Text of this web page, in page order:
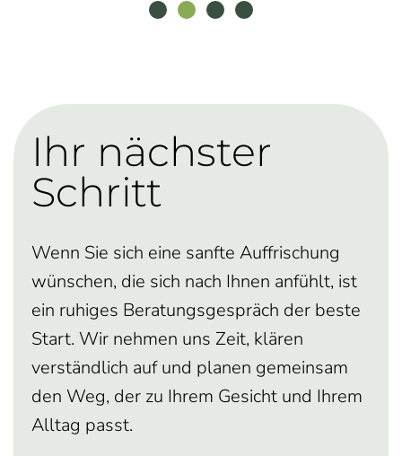
Ihr nächster
Schritt
Wenn Sie sich eine sanfte Auffrischung
wünschen, die sich nach Ihnen anfühlt, ist
ein ruhiges Beratungsgespräch der beste
Start. Wir nehmen uns Zeit, klären
verständlich auf und planen gemeinsam
den Weg, der zu Ihrem Gesicht und Ihrem
Alltag passt.